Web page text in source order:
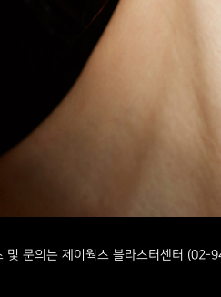
및 문의는 제이웍스 블라스터센터